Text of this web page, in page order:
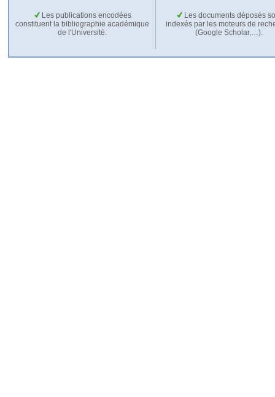
Les publications encodées
constituent la bibliographie académique
de l'Université.
Les documents déposés
indexés par les moteurs de
(Google Scholar,…).